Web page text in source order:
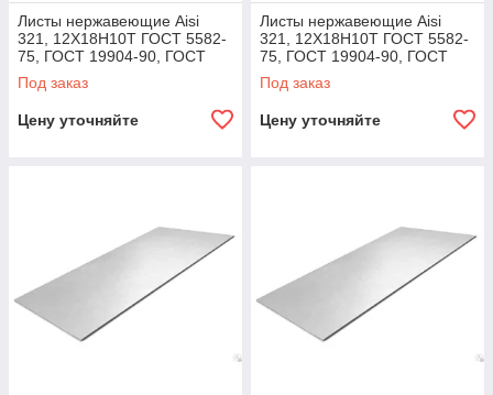
Листы нержавеющие Aisi
321, 12Х18Н10Т ГОСТ 5582-
75, ГОСТ 19904-90, ГОСТ
7350-77, ГОСТ 19903-74 570,
8,0х1500х6000
Под заказ
Цену уточняйте
Листы нержавеющие Aisi
321, 12Х18Н10Т ГОСТ 5582-
75, ГОСТ 19904-90, ГОСТ
7350-77, ГОСТ 19903-74 160,
10,0х1000х2000
Под заказ
Цену уточняйте